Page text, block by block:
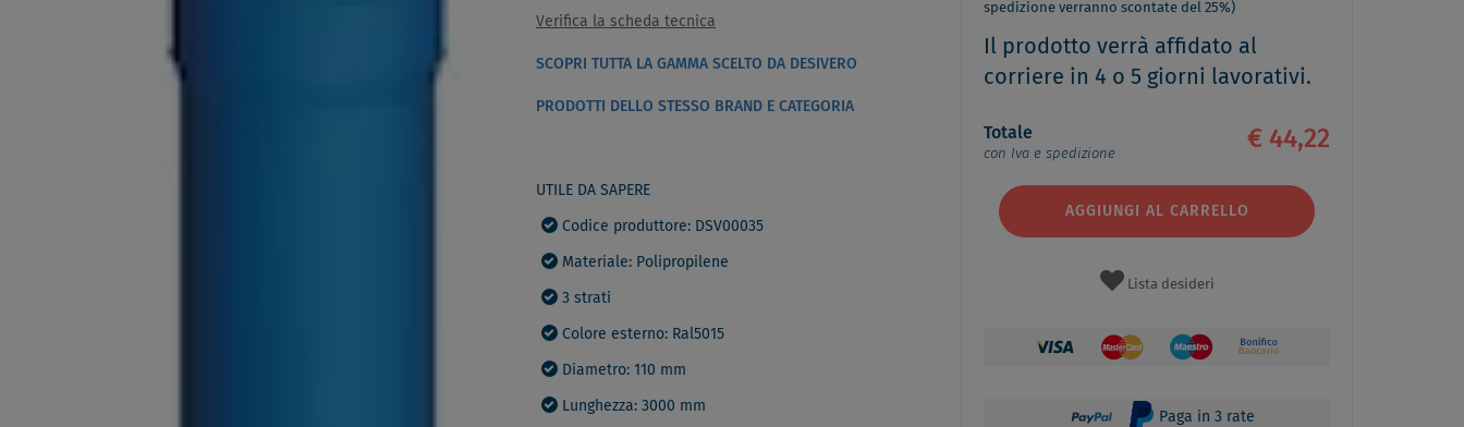
Verifica la scheda tecnica
SCOPRI TUTTA LA GAMMA SCELTO DA DESIVERO
PRODOTTI DELLO STESSO BRAND E CATEGORIA
UTILE DA SAPERE
Codice produttore: DSV00035
Materiale: Polipropilene
3 strati
Colore esterno: Ral5015
Diametro: 110 mm
Lunghezza: 3000 mm
spedizione verranno scontate del 25%)
Il prodotto verrà affidato al
corriere in 4 o 5 giorni lavorativi.
Totale
con Iva e spedizione
€ 44,22
AGGIUNGI AL CARRELLO
Lista desideri
Paga in 3 rate